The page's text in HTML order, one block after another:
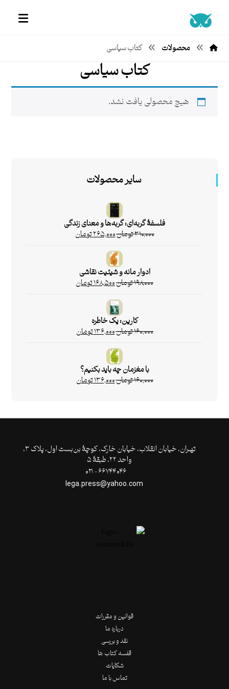
محصولات کتاب سیاسی
کتاب سیاسی
هیچ محصولی یافت نشد.
سایر محصولات
فلسفۀ گربه‌ای: گربه‌ها و معنای زندگی
۳۱۰,۰۰۰تومان۲۶۵,۰۰۰تومان
ادوار مانه و شیئیت نقاشی
۱۹۸,۰۰۰تومان۱۶۸,۵۰۰تومان
کارین: یک خاطره
۱۶۰,۰۰۰تومان۱۳۶,۰۰۰تومان
با مغزمان چه باید بکنیم؟
۱۶۰,۰۰۰تومان۱۳۶,۰۰۰تومان
تهـران،‌ خیابان انقلاب، خیابان خارک، کوچۀ بن‌بست اول، پلاک ۳،
واحد ۲۲، طبقۀ ۵
قوانین و مقررات
درباره ما
نقد و بررسی
قفسه کتاب ها
شکایات
تماس با ما